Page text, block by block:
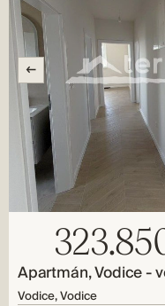
Apartmán, Vodice -
Vodice, Vodice